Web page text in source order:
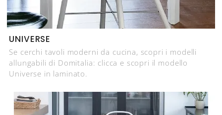
UNIVERSE
Se cerchi tavoli moderni da cucina, scopri i modelli
allungabili di Domitalia: clicca e scopri il modello
Universe in laminato.